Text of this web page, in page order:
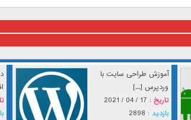
آموزش طراحی سایت با
وردپرس [...]
تاریخ : 17 / 04 / 2021
بازدید : 2898